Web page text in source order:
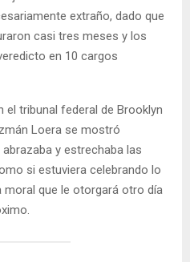
extraño, dado que
casi tres meses y los
en 10 cargos
el tribunal federal de Brooklyn
Loera se mostró
y estrechaba las
si estuviera celebrando lo
que le otorgará otro día